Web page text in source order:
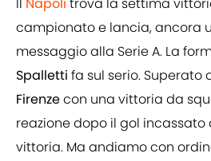
campionato e lancia, ancora
messaggio alla Serie A. La
Spalletti fa sul serio. Superato
Firenzecon una vittoria da
reazione dopo il gol incassato
vittoria. Ma andiamo con